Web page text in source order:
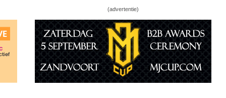
(advertentie)
ijskoude THC topper met tot 27% THC
Automatic: je lekkerste – tropische –